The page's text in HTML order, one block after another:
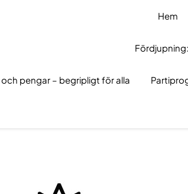
Hem
pengar – begripligt för alla